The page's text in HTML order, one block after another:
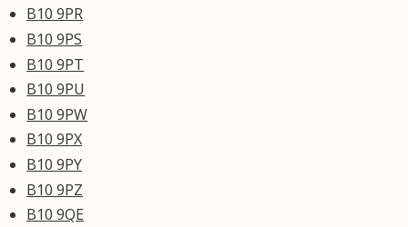
B10 9PR
B10 9PS
B10 9PT
B10 9PU
B10 9PW
B10 9PX
B10 9PY
B10 9PZ
B10 9QE